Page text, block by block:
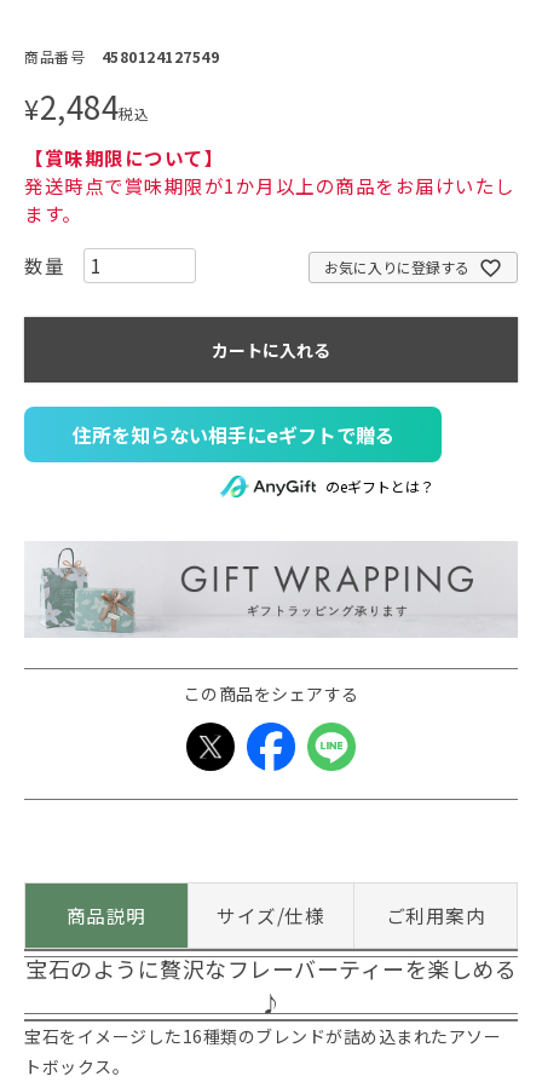
商品番号 4580124127549
¥2,484税込
【賞味期限について】
発送時点で賞味期限が1か月以上の商品をお届けいたし
ます。
お気に入りに登録する
カートに入れる
住所を知らない相手にeギフトで贈る
のeギフトとは？
この商品をシェアする
商品説明 サイズ/仕様 ご利用案内
宝石のように贅沢なフレーバーティーを楽しめる
♪
宝石をイメージした16種類のブレンドが詰め込まれたアソー
トボックス。